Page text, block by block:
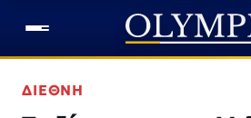
ΔΙΕΘΝΗ